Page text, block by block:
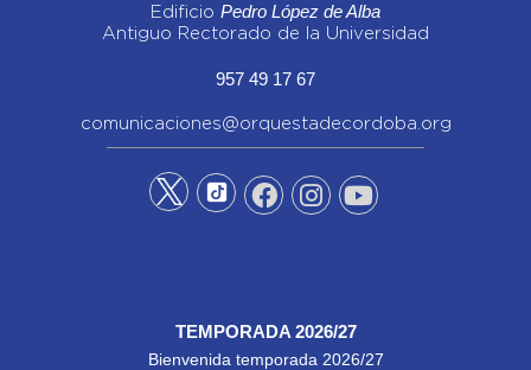
Edificio Pedro López de Alba
Antiguo Rectorado de la Universidad
957 49 17 67
comunicaciones@orquestadecordoba.org
TEMPORADA 2026/27
Bienvenida temporada 2026/27